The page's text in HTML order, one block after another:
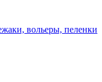
вольеры, пеленки